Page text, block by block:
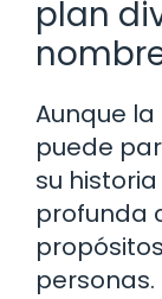
plan
Aunque la
puede
su
profunda
personas.